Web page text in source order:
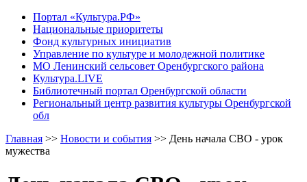
Портал «Культура.РФ»
Национальные приоритеты
Фонд культурных инициатив
Управление по культуре и молодежной политике
МО Ленинский сельсовет Оренбургского района
Культура.LIVE
Библиотечный портал Оренбургской области
Региональный центр развития культуры Оренбургской
обл
Главная >> Новости и события >> День начала СВО - урок
мужества